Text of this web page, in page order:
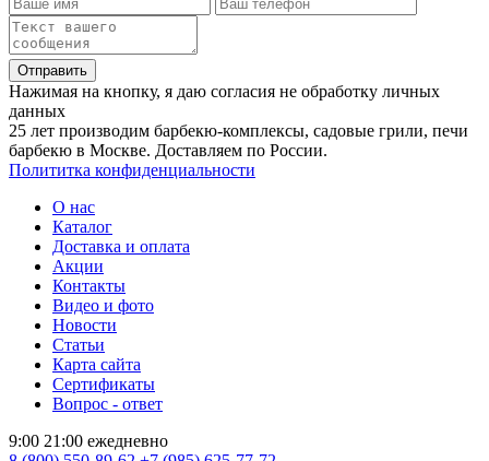
Отправить
Нажимая на кнопку, я даю согласия не обработку личных
данных
25 лет производим барбекю-комплексы, садовые грили, печи
барбекю в Москве. Доставляем по России.
Полититка конфиденциальности
О нас
Каталог
Доставка и оплата
Акции
Контакты
Видео и фото
Новости
Статьи
Карта сайта
Сертификаты
Вопрос - ответ
9:00 21:00 ежедневно